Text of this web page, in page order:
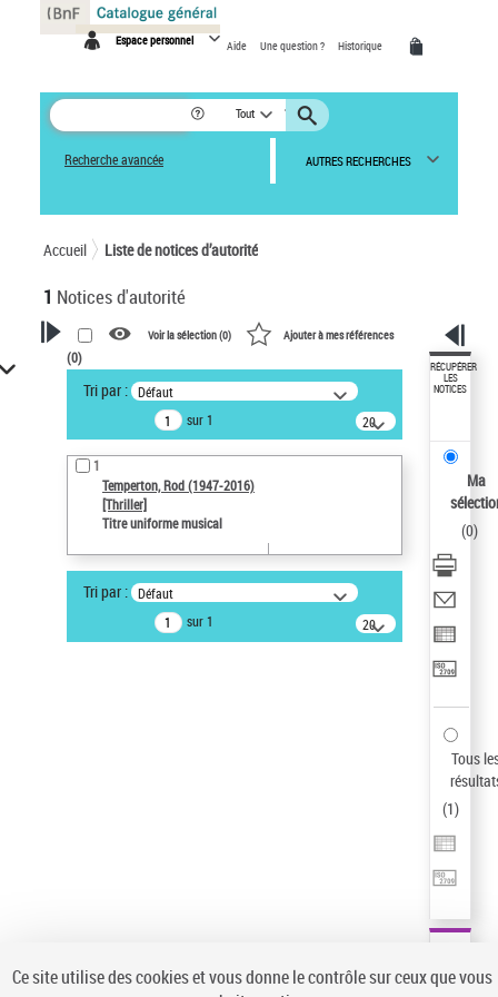
Espace personnel Aide Une question ? Historique
Tout
Recherche avancée AUTRES RECHERCHES
Accueil Liste de notices d’autorité
1 Notices d'autorité
VOTRE RECHERCHE
Recherche avancée dans les
notices d’autorité
Œuvres liées à l'auteur :
Temperton, Rod (1947-2016)
Sauvegarder votre recherche
AFFINER
Type de notice d'autorité
Voir la sélection (0) Ajouter à mes références
(0)
Tri par : Défaut
sur 1
20
résultats/page
1
Temperton, Rod (1947-2016)
[Thriller]
Titre uniforme musical
Tri par : Défaut
sur 1
20
résultats/page
RÉCUPÉRER
LES
NOTICES
Ma
(0)
Tous
(1)
Panneau de gestion des cookies
Ce site utilise des cookies et vous donne le contrôle sur ceux que vous